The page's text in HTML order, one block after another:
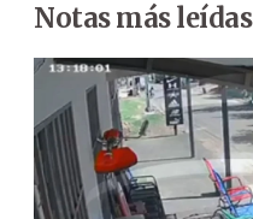
Notas más leídas